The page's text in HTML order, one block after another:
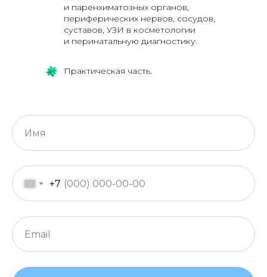
и паренхиматозных органов,
периферических нервов, сосудов,
суставов, УЗИ в косметологии
и перинатальную диагностику.
Практическая часть.
+7